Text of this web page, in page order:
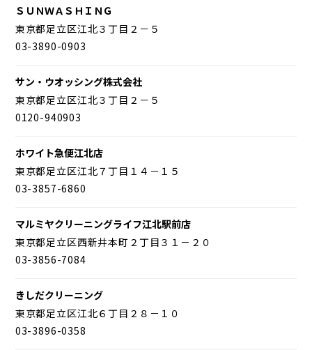
ＳＵＮＷＡＳＨＩＮＧ
東京都足立区江北３丁目２－５
03-3890-0903
サン・ウオッシング株式会社
東京都足立区江北３丁目２－５
0120-940903
ホワイト急便江北店
東京都足立区江北７丁目１４－１５
03-3857-6860
マルミヤクリーニングライフ江北駅前店
東京都足立区西新井本町２丁目３１－２０
03-3856-7084
きしだクリーニング
東京都足立区江北６丁目２８－１０
03-3896-0358